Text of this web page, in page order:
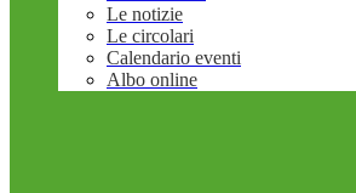
Le notizie
Le circolari
Calendario eventi
Albo online